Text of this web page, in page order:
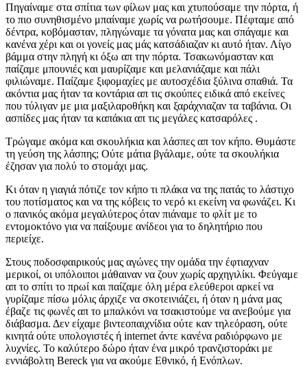
Πηγαίναμε στα σπίτια των φίλων μας και χτυπούσαμε την πόρτα, ή
το πιο συνηθισμένο μπαίναμε χωρίς να ρωτήσουμε. Πέφταμε από
δέντρα, κοβόμασταν, πληγώναμε τα γόνατα μας και σπάγαμε και
κανένα χέρι και οι γονείς μας μάς κατσάδιαζαν κι αυτό ήταν. Λίγο
βάμμα στην πληγή κι όξω απ την πόρτα. Τσακωνόμασταν και
παίζαμε μπουνιές και μαυρίζαμε και μελανιάζαμε και πάλι
φιλιώναμε. Παίζαμε ξιφομαχίες με αυτοσχέδια ξύλινα σπαθιά. Τα
ακόντια μας ήταν τα κοντάρια απ τις σκούπες ειδικά από εκείνες
που τύλιγαν με μια μαξιλαροθήκη και ξαράχνιαζαν τα ταβάνια. Οι
ασπίδες μας ήταν τα καπάκια απ τις μεγάλες κατσαρόλες .
Τρώγαμε ακόμα και σκουλήκια και λάσπες απ τον κήπο. Θυμάστε
τη γεύση της λάσπης; Ούτε μάτια βγάλαμε, ούτε τα σκουλήκια
έζησαν για πολύ το στομάχι μας.
Κι όταν η γιαγιά πότιζε τον κήπο τι πλάκα να της πατάς το λάστιχο
του ποτίσματος και να της κόβεις το νερό κι εκείνη να φωνάζει. Κι
ο πανικός ακόμα μεγαλύτερος όταν πιάναμε το φλίτ με το
εντομοκτόνο για να παίξουμε ανίδεοι για το δηλητήριο που
περιείχε.
Στους ποδοσφαιρικούς μας αγώνες την ομάδα την έφτιαχναν
μερικοί, οι υπόλοιποι μάθαιναν να ζουν χωρίς αρχηγιλίκι. Φεύγαμε
απ το σπίτι το πρωί και παίζαμε όλη μέρα ελεύθεροι αρκεί να
γυρίζαμε πίσω μόλις άρχιζε να σκοτεινιάζει, ή όταν η μάνα μας
έβαζε τις φωνές απ το μπαλκόνι να τσακιστούμε να ανεβούμε για
διάβασμα. Δεν είχαμε βιντεοπαιχνίδια ούτε καν τηλεόραση, ούτε
κινητά ούτε υπολογιστές ή internet άντε κανένα ραδιόρφωνο με
λυχνίες. Το καλύτερο δώρο ήταν ένα μικρό τρανζιστοράκι με
εννιάβολτη Bereck για να ακούμε Εθνικό, ή Ενόπλων.